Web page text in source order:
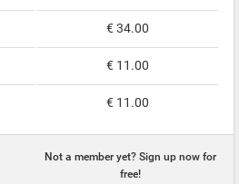
€ 34.00
€ 11.00
€ 11.00
Not a member yet? Sign up now for
free!